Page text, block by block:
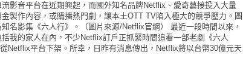
流影音平台在近期興起，而國外知名品牌Netflix、愛奇藝接投入大量
金製作內容，或購播熱門劇，讓本土OTT TV陷入極大的競爭壓力。圖
知名影集《六人行》。（圖片來源/Netflix官網） 最近一段時間以來，
括我的家人在內，不少Netflix訂戶正抓緊時間追看一部老劇《六人
Netflix平台下架。所幸，日昨有消息傳出，Netflix將以台幣30億元天